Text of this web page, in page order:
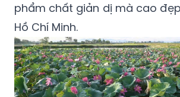
phẩm chất giản dị mà cao
Hồ Chí Minh.